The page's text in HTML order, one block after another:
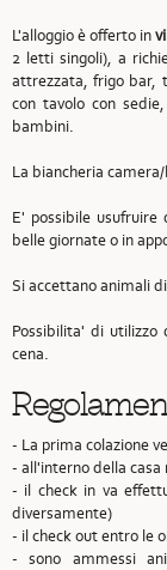
L'alloggio è offerto in
2 letti singoli), a
attrezzata, frigo bar,
con tavolo con
bambini.
La biancheria
E' possibile usufruire
belle giornate o in
Si accettano animali
Possibilita' di utilizzo
cena.
- La prima colazione
- all'interno della
- il check in va
diversamente)
- il check out entro le
- sono ammessi